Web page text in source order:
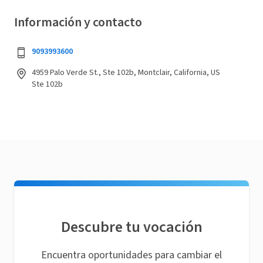
Información y contacto
9093993600
4959 Palo Verde St., Ste 102b, Montclair, California, US
Ste 102b
Descubre tu vocación
Encuentra oportunidades para cambiar el